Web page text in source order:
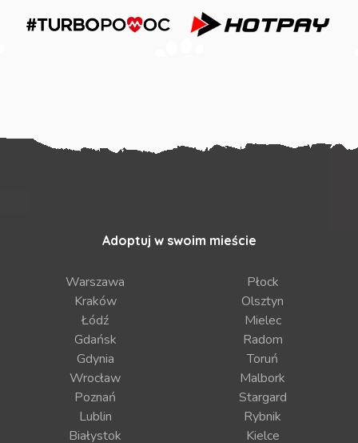
Adoptuj w swoim mieście
Warszawa
Kraków
Łódź
Gdańsk
Gdynia
Wrocław
Poznań
Lublin
Białystok
Płock
Olsztyn
Mielec
Radom
Toruń
Malbork
Stargard
Rybnik
Kielce